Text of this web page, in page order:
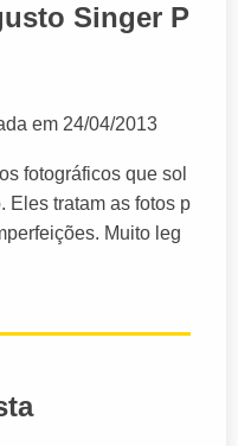
Singer P
em 24/04/2013
fotográficos que sol
Eles tratam as fotos p
Muito leg